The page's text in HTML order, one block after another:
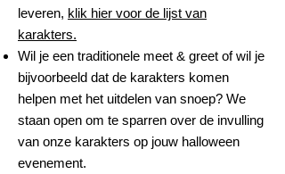
leveren, klik hier voor de lijst van
karakters.
Wil je een traditionele meet & greet of wil je
bijvoorbeeld dat de karakters komen
helpen met het uitdelen van snoep? We
staan open om te sparren over de invulling
van onze karakters op jouw halloween
evenement.